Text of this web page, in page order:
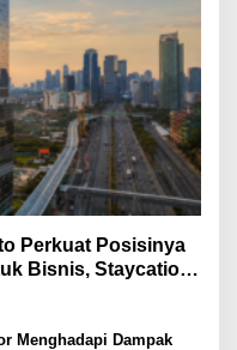
Perkuat Posisinya
Bisnis, Staycation,
Selatan
Menghadapi Dampak